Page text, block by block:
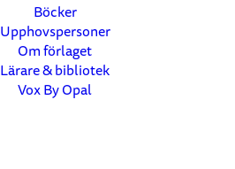
Böcker
Upphovspersoner
Om förlaget
Lärare & bibliotek
Vox By Opal